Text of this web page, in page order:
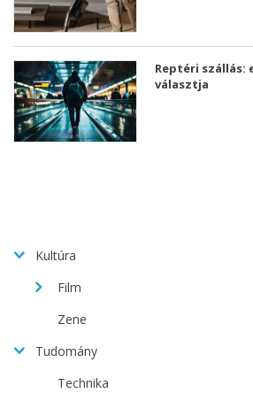
Reptéri szállás:
választja
Kultúra
Film
Zene
Tudomány
Technika